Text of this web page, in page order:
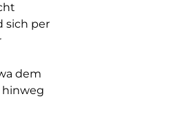
sich per
dem
hinweg